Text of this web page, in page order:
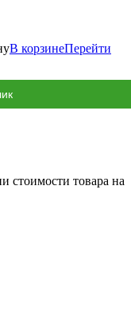
В корзинеПерейти
стоимости товара на